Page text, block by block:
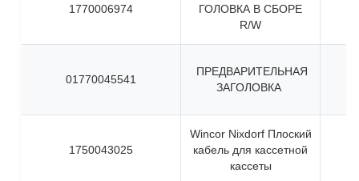
1770006974
ГОЛОВКА В СБОРЕ
R/W
01770045541
ПРЕДВАРИТЕЛЬНАЯ
ЗАГОЛОВКА
1750043025
Wincor Nixdorf Плоский
кабель для кассетной
кассеты